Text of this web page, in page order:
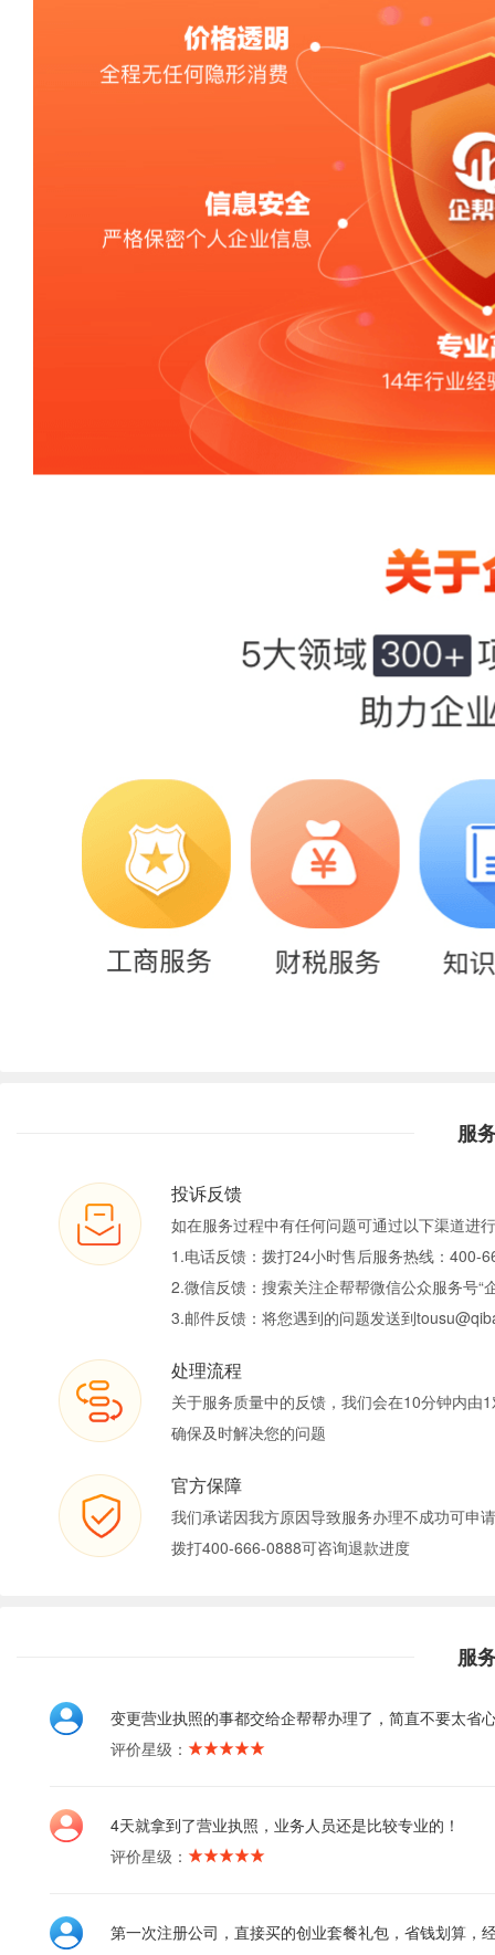
服
投诉反馈
如在服务过程中有任何问题可通过以下渠道进
1.电话反馈：拨打24小时售后服务热线：400-
2.微信反馈：搜索关注企帮帮微信公众服务号“
3.邮件反馈：将您遇到的问题发送到
处理流程
关于服务质量中的反馈，我们会在10分钟内由
确保及时解决您的问题
官方保障
我们承诺因我方原因导致服务办理不成功可申
拨打400-666-0888可咨询退款进度
服
变更营业执照的事都交给企帮帮办理了，简直不要太省
评价星级：
4天就拿到了营业执照，业务人员还是比较专业的！
评价星级：
第一次注册公司，直接买的创业套餐礼包，省钱划算，